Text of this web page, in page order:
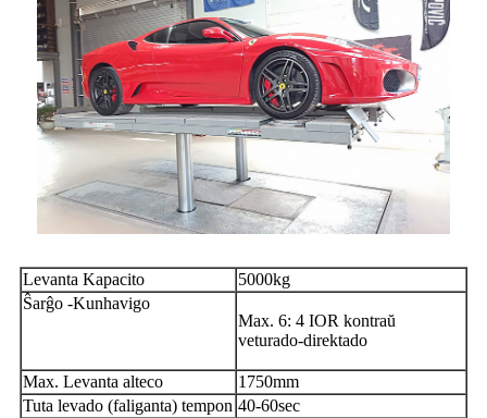
Levanta Kapacito
5000kg
Ŝarĝo -Kunhavigo
Max. 6: 4 IOR kontraŭ
veturado-direktado
Max. Levanta alteco
1750mm
Tuta levado (faliganta) tempon 40-60sec